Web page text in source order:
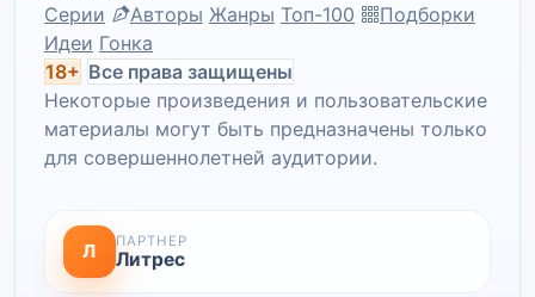
Серии
Авторы Жанры Топ-100
Подборки
Идеи Гонка
18+ Все права защищены
Некоторые произведения и пользовательские
материалы могут быть предназначены только
для совершеннолетней аудитории.
Л ПАРТНЕР
Литрес